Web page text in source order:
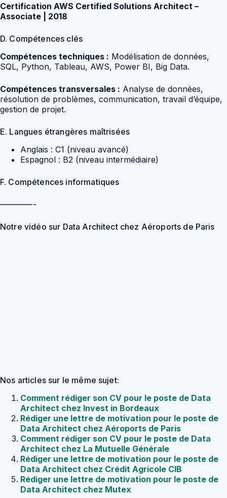
Certification AWS Certified Solutions Architect –
Associate | 2018
D. Compétences clés
Compétences techniques : Modélisation de données,
SQL, Python, Tableau, AWS, Power BI, Big Data.
Compétences transversales : Analyse de données,
résolution de problèmes, communication, travail d’équipe,
gestion de projet.
E. Langues étrangères maîtrisées
Anglais : C1 (niveau avancé)
Espagnol : B2 (niveau intermédiaire)
F. Compétences informatiques
————-
Notre vidéo sur Data Architect chez Aéroports de Paris
Nos articles sur le même sujet:
Comment rédiger son CV pour le poste de Data
Architect chez Invest in Bordeaux
Rédiger une lettre de motivation pour le poste de
Data Architect chez Aéroports de Paris
Comment rédiger son CV pour le poste de Data
Architect chez La Mutuelle Générale
Rédiger une lettre de motivation pour le poste de
Data Architect chez Crédit Agricole CIB
Rédiger une lettre de motivation pour le poste de
Data Architect chez Mutex